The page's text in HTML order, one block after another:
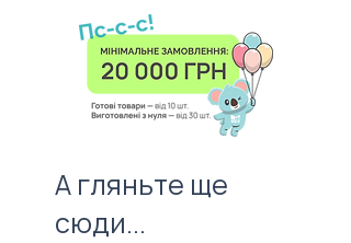
забудьте про листівку —
важливий атрибут першого
враження!
100 штук без врахування
вартості нанесення.
А гляньте ще
сюди...